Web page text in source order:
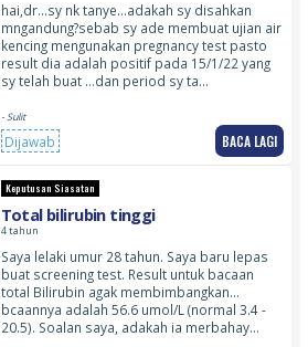
hai,dr…sy nk tanye…adakah sy disahkan
mngandung?sebab sy ade membuat ujian air
kencing mengunakan pregnancy test pasto
result dia adalah positif pada 15/1/22 yang
sy telah buat …dan period sy ta…
- Sulit
Dijawab BACA LAGI
Keputusan Siasatan
Total bilirubin tinggi
4 tahun
Saya lelaki umur 28 tahun. Saya baru lepas
buat screening test. Result untuk bacaan
total Bilirubin agak membimbangkan…
bcaannya adalah 56.6 umol/L (normal 3.4 -
20.5). Soalan saya, adakah ia merbahay…